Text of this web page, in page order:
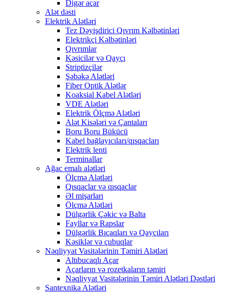
Digər açar
Alət dəsti
Elektrik Alətləri
Tez Dəyişdirici Qıvrım Kəlbətinləri
Elektrikçi Kəlbətinləri
Qıvrımlar
Kəsicilər və Qayçı
Striptizçilər
Şəbəkə Alətləri
Fiber Optik Alətlər
Koaksial Kabel Alətləri
VDE Alətləri
Elektrik Ölçmə Alətləri
Alət Kisələri və Çantaları
Boru Boru Bükücü
Kabel bağlayıcıları/qısqacları
Elektrik lenti
Terminallar
Ağac emalı alətləri
Ölçmə Alətləri
Qısqaclar və qısqaclar
Əl mişarları
Ölçmə Alətləri
Dülgərlik Çəkic və Balta
Fayllar və Rapslar
Dülgərlik Bıçaqları və Qayçıları
Kəsiklər və çubuqlar
Nəqliyyat Vasitələrinin Təmiri Alətləri
Altıbucaqlı Açar
Açarların və rozetkaların təmiri
Nəqliyyat Vasitələrinin Təmiri Alətləri Dəstləri
Santexnika Alətləri